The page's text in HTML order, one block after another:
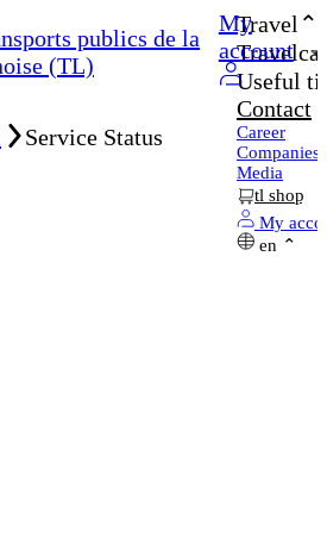
My
account
Travel
Useful
Contact
Career
Companies
Media
tl shop
My
en
Service Status